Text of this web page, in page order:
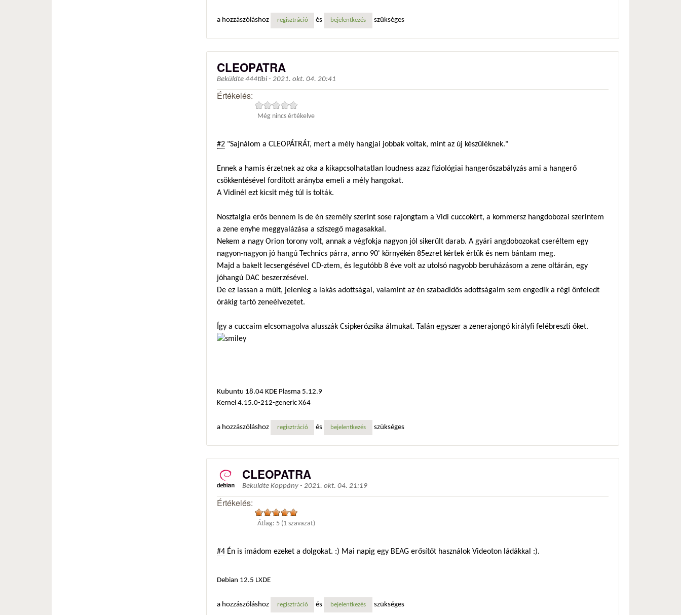
a hozzászóláshoz regisztráció és bejelentkezés szükséges
CLEOPATRA
Beküldte 444tibi - 2021. okt. 04. 20:41
Értékelés:
Még nincs értékelve
#2 "Sajnálom a CLEOPÁTRÁT, mert a mély hangjai jobbak voltak, mint az új készüléknek."
Ennek a hamis érzetnek az oka a kikapcsolhatatlan loudness azaz fiziológiai hangerőszabályzás ami a hangerő
csökkentésével fordított arányba emeli a mély hangokat.
A Vidinél ezt kicsit még túl is tolták.
Nosztalgia erős bennem is de én személy szerint sose rajongtam a Vidi cuccokért, a kommersz hangdobozai szerintem
a zene enyhe meggyalázása a sziszegő magasakkal.
Nekem a nagy Orion torony volt, annak a végfokja nagyon jól sikerült darab. A gyári angdobozokat cseréltem egy
nagyon-nagyon jó hangú Technics párra, anno 90' környékén 85ezret kértek értük és nem bántam meg.
Majd a bakelt lecsengésével CD-ztem, és legutóbb 8 éve volt az utolsó nagyobb beruházásom a zene oltárán, egy
jóhangú DAC beszerzésével.
De ez lassan a múlt, jelenleg a lakás adottságai, valamint az én szabadidős adottságaim sem engedik a régi önfeledt
órákig tartó zeneélvezetet.
Így a cuccaim elcsomagolva alusszák Csipkerózsika álmukat. Talán egyszer a zenerajongó királyfi felébreszti őket.
Kubuntu 18.04 KDE Plasma 5.12.9
Kernel 4.15.0-212-generic X64
a hozzászóláshoz regisztráció és bejelentkezés szükséges
CLEOPATRA
Beküldte Koppány - 2021. okt. 04. 21:19
Értékelés:
Átlag: 5 (1 szavazat)
#4 Én is imádom ezeket a dolgokat. :) Mai napig egy BEAG erősítőt használok Videoton ládákkal :).
Debian 12.5 LXDE
a hozzászóláshoz regisztráció és bejelentkezés szükséges